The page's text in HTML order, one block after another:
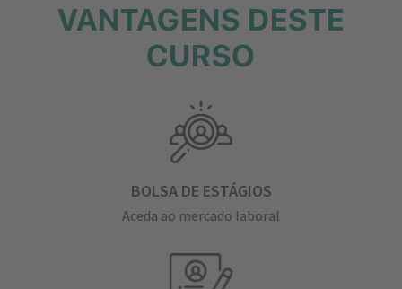
VANTAGENS DESTE
CURSO
BOLSA DE ESTÁGIOS
Aceda ao mercado laboral